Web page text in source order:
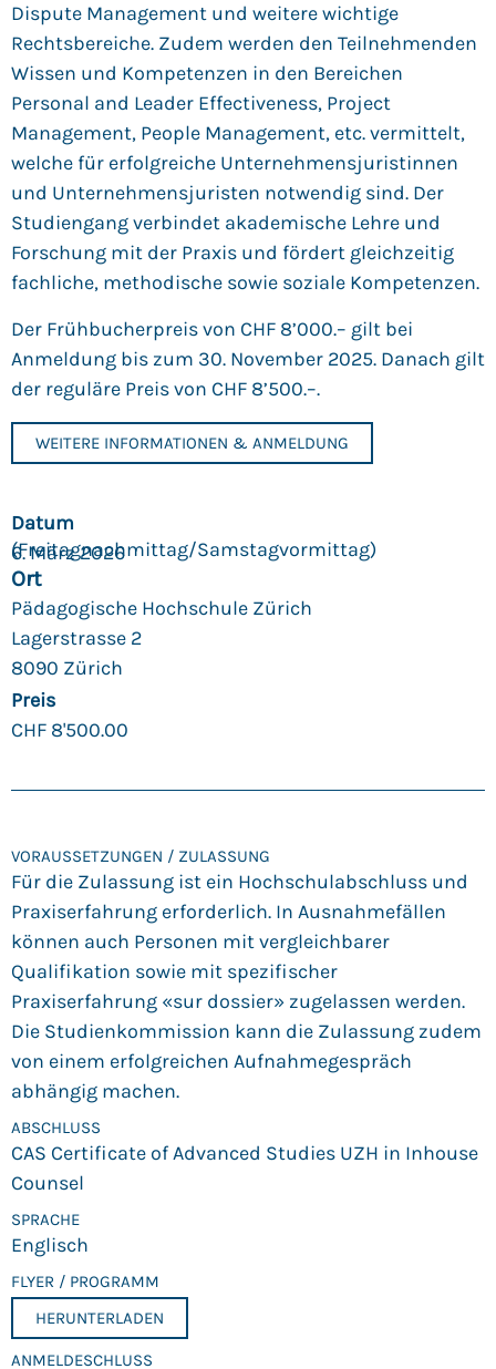
Datum
6. März 2026
(Freitag­nachmittag/Samstag­vormittag)
Ort
Pädagogische Hochschule Zürich
Lagerstrasse 2
8090 Zürich
Preis
CHF 8'500.00
Dispute Management und weitere wichtige
Rechtsbereiche. Zudem werden den Teilnehmenden
Wissen und Kompetenzen in den Bereichen
Personal and Leader Effectiveness, Project
Management, People Management, etc. vermittelt,
welche für erfolgreiche Unternehmensjuristinnen
und Unternehmensjuristen notwendig sind. Der
Studiengang verbindet akademische Lehre und
Forschung mit der Praxis und fördert gleichzeitig
fachliche, methodische sowie soziale Kompetenzen.
Der Frühbucherpreis von CHF 8’000.– gilt bei
Anmeldung bis zum 30. November 2025. Danach gilt
der reguläre Preis von CHF 8’500.–.
CHF8'500.00
WEITERE INFORMATIONEN & ANMELDUNG
VORAUS­SETZUNGEN / ZULASSUNG
Für die Zulassung ist ein Hochschulabschluss und
Praxiserfahrung erforderlich. In Ausnahmefällen
können auch Personen mit vergleichbarer
Qualifikation sowie mit spezifischer
Praxiserfahrung «sur dossier» zugelassen werden.
Die Studienkommission kann die Zulassung zudem
von einem erfolgreichen Aufnahmegespräch
abhängig machen.
ABSCHLUSS
CAS Certificate of Advanced Studies UZH in Inhouse
Counsel
SPRACHE
Englisch
FLYER / PROGRAMM
HERUNTERLADEN
ANMELDE­SCHLUSS